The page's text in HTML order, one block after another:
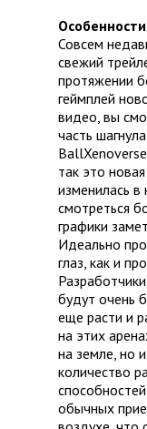
Совсем
свежий
протяжении
геймплей
видео, вы
часть
так это
изменилась в
смотреться
графики
Идеально
глаз, как и
будут очень
еще расти и
на этих
на земле, но
количество
обычных